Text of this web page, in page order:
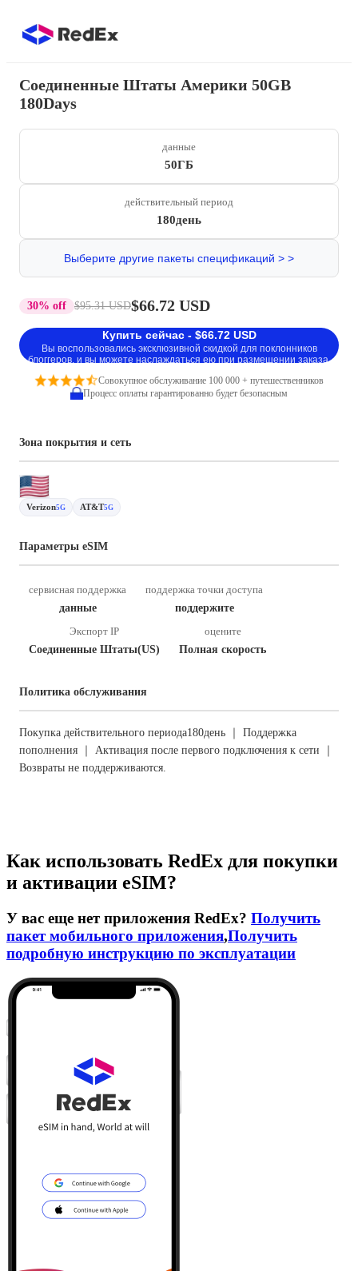
Соединенные Штаты Америки 50GB
180Days
данные
50ГБ
действительный период
180день
Выберите другие пакеты спецификаций > >
30% off $95.31 USD$66.72 USD
Купить сейчас - $66.72 USD
Вы воспользовались эксклюзивной скидкой для поклонников
блоггеров, и вы можете наслаждаться ею при размещении заказа.
Совокупное обслуживание 100 000 + путешественников
Процесс оплаты гарантированно будет безопасным
Зона покрытия и сеть
Verizon5G AT&T5G
Параметры eSIM
сервисная поддержка
данные
поддержка точки доступа
поддержите
Экспорт IP
Соединенные Штаты(US)
оцените
Полная скорость
Политика обслуживания
Покупка действительного периода180день ｜ Поддержка
пополнения ｜ Активация после первого подключения к сети ｜
Возвраты не поддерживаются.
Как использовать RedEx для покупки
и активации eSIM?
У вас еще нет приложения RedEx? Получить
пакет мобильного приложения,Получить
подробную инструкцию по эксплуатации